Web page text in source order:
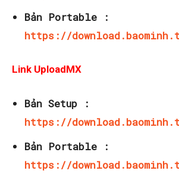
Bản Portable :
https://
Link UploadMX
Bản Setup :
https://
Bản Portable :
https://